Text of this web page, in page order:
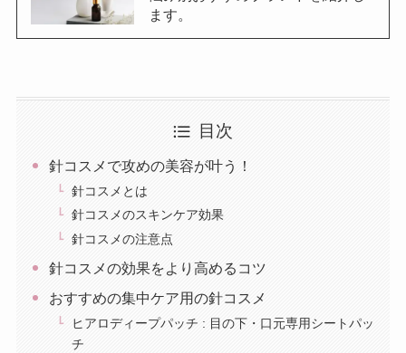
ます。
目次
針コスメで攻めの美容が叶う！
針コスメとは
針コスメのスキンケア効果
針コスメの注意点
針コスメの効果をより高めるコツ
おすすめの集中ケア用の針コスメ
ヒアロディープパッチ : 目の下・口元専用シートパッ
チ